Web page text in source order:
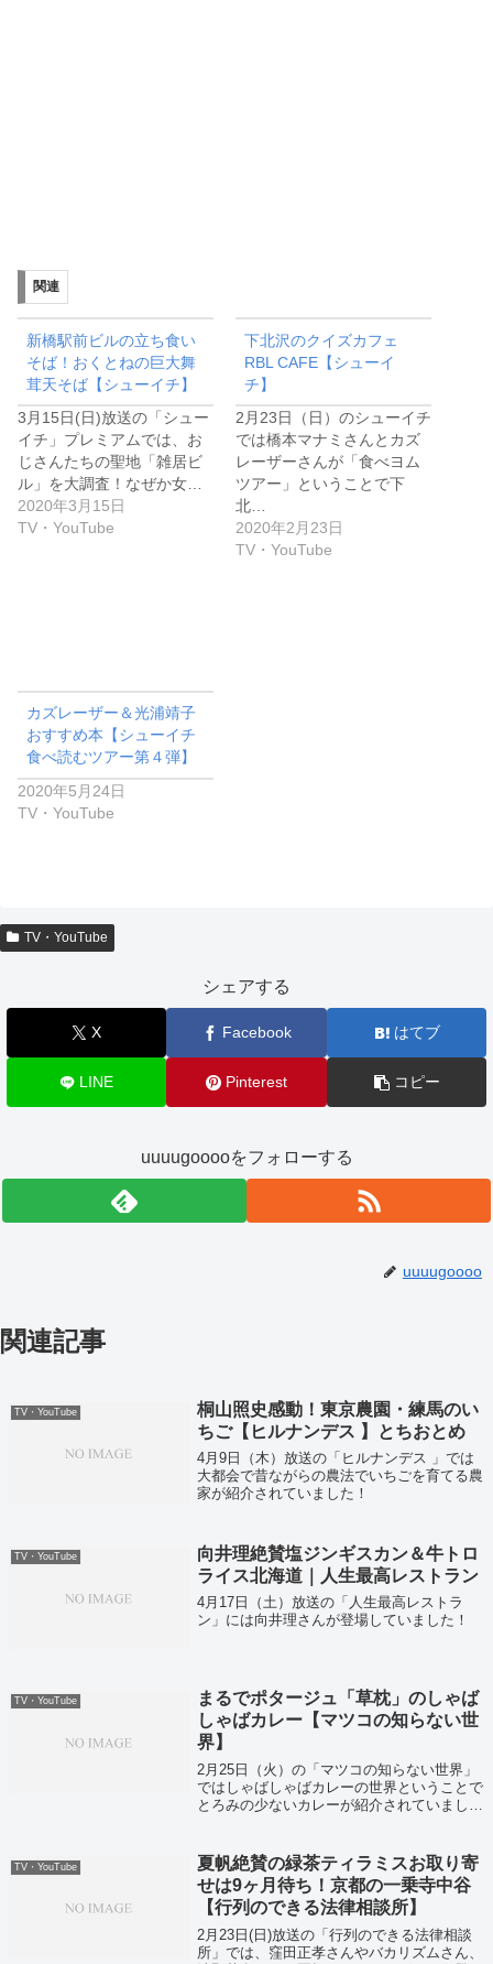
関連
新橋駅前ビルの立ち食い
そば！おくとねの巨大舞
茸天そば【シューイチ】
3月15日(日)放送の「シュー
イチ」プレミアムでは、お
じさんたちの聖地「雑居ビ
ル」を大調査！なぜか女…
2020年3月15日
TV・YouTube
下北沢のクイズカフェ
RBL CAFE【シューイ
チ】
2月23日（日）のシューイチ
では橋本マナミさんとカズ
レーザーさんが「食べヨム
ツアー」ということで下
北…
2020年2月23日
TV・YouTube
カズレーザー＆光浦靖子
おすすめ本【シューイチ
食べ読むツアー第４弾】
2020年5月24日
TV・YouTube
TV・YouTube
シェアする
X Facebook はてブ
LINE Pinterest コピー
uuuugooooをフォローする
uuuugoooo
関連記事
TV・YouTube
桐山照史感動！東京農園・練馬のい
ちご【ヒルナンデス 】とちおとめ
4月9日（木）放送の「ヒルナンデス 」では
大都会で昔ながらの農法でいちごを育てる農
家が紹介されていました！
TV・YouTube
向井理絶賛塩ジンギスカン＆牛トロ
ライス北海道｜人生最高レストラン
4月17日（土）放送の「人生最高レストラ
ン」には向井理さんが登場していました！
TV・YouTube
まるでポタージュ「草枕」のしゃば
しゃばカレー【マツコの知らない世
界】
2月25日（火）の「マツコの知らない世界」
ではしゃばしゃばカレーの世界ということで
とろみの少ないカレーが紹介されていまし
TV・YouTube
夏帆絶賛の緑茶ティラミスお取り寄
せは9ヶ月待ち！京都の一乗寺中谷
【行列のできる法律相談所】
2月23日(日)放送の「行列のできる法律相談
所」では、窪田正孝さんやバカリズムさん、